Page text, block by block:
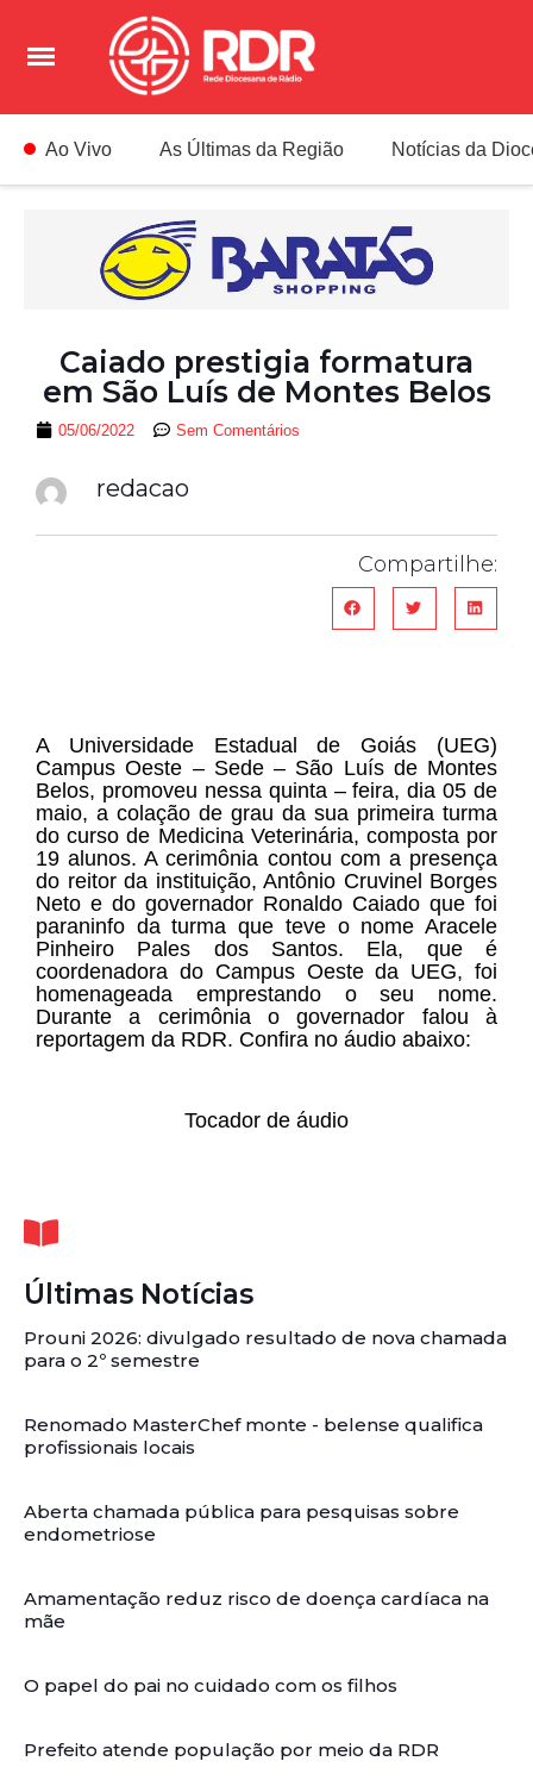
Ao Vivo As Últimas da Região Notícias da
Caiado prestigia formatura
em São Luís de Montes Belos
05/06/2022 Sem Comentários
redacao
Compartilhe:
A Universidade Estadual de Goiás (UEG)
Campus Oeste – Sede – São Luís de Montes
Belos, promoveu nessa quinta – feira, dia 05 de
maio, a colação de grau da sua primeira turma
do curso de Medicina Veterinária, composta por
19 alunos. A cerimônia contou com a presença
do reitor da instituição, Antônio Cruvinel Borges
Neto e do governador Ronaldo Caiado que foi
paraninfo da turma que teve o nome Aracele
Pinheiro Pales dos Santos. Ela, que é
coordenadora do Campus Oeste da UEG, foi
homenageada emprestando o seu nome.
Durante a cerimônia o governador falou à
reportagem da RDR. Confira no áudio abaixo:
Tocador de áudio
Últimas Notícias
Prouni 2026: divulgado resultado de nova chamada
para o 2º semestre
Renomado MasterChef monte - belense qualifica
profissionais locais
Aberta chamada pública para pesquisas sobre
endometriose
Amamentação reduz risco de doença cardíaca na
mãe
O papel do pai no cuidado com os filhos
Prefeito atende população por meio da RDR